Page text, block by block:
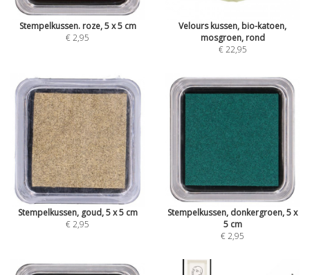
Stempelkussen. roze, 5 x 5 cm
€ 2,95
Velours kussen, bio-katoen,
mosgroen, rond
€ 22,95
Stempelkussen, goud, 5 x 5 cm
€ 2,95
Stempelkussen, donkergroen, 5 x
5 cm
€ 2,95